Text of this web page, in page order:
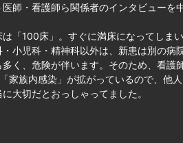
師・看護師ら関係者のインタビューを
「100床」。すぐに満床になってしま
小児科・精神科以外は、新患は別の
く、危険が伴います。そのため、看
家族内感染」が拡がっているので、他
大切だとおっしゃってました。